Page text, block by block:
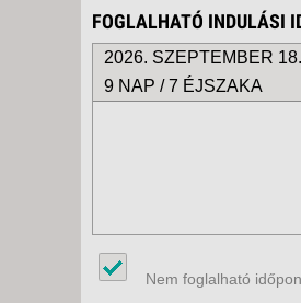
FOGLALHATÓ INDULÁSI
2026. SZEPTEMBER
9 NAP / 7 ÉJSZAKA
Nem foglalható